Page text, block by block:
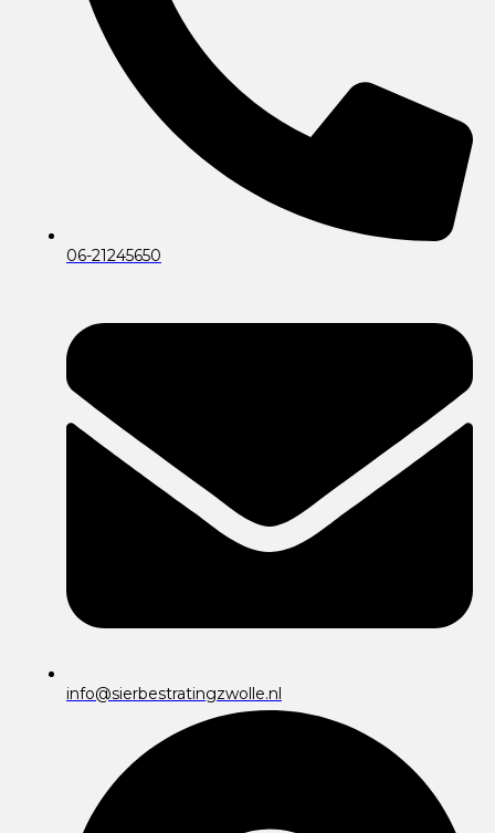
06-21245650
info@sierbestratingzwolle.nl